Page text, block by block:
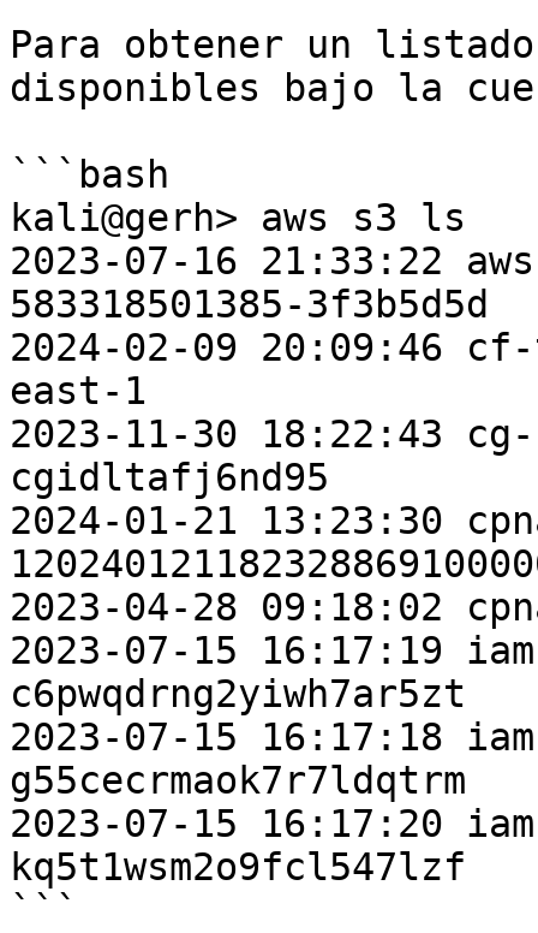
Para obtener un
disponibles bajo la
```bash
kali@gerh> aws s3 ls
2023-07-16 21:33:22
583318501385-3f3b5d5d
2024-02-09 20:09:46
east-1
2023-11-30 18:22:43
cgidltafj6nd95
2024-01-21 13:23:30
2023-04-28 09:18:02
2023-07-15 16:17:19
c6pwqdrng2yiwh7ar5zt
2023-07-15 16:17:18
g55cecrmaok7r7ldqtrm
2023-07-15 16:17:20
kq5t1wsm2o9fcl547lzf
```